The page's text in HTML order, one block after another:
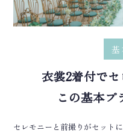
基
衣裳2着付で
この基本プ
セレモニーと前撮りがセット